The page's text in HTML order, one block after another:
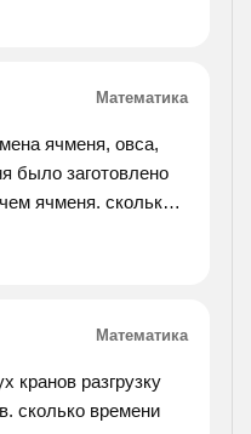
Математика
ячменя, овса,
было заготовлено
ячменя. сколько
Математика
кранов разгрузку
сколько времени